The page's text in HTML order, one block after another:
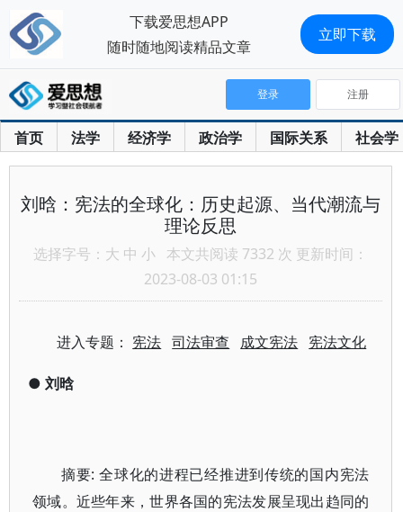
首页 法学 经济学 政治学 国际关系 社会学
登录 注册
刘晗：宪法的全球化：历史起源、当代潮流与
理论反思
选择字号： 大 中 小 本文共阅读 7332 次 更新时间：
2023-08-03 01:15
进入专题： 宪法 司法审查 成文宪法 宪法文化
● 刘晗
摘要: 全球化的进程已经推进到传统的国内宪法
领域。近些年来，世界各国的宪法发展呈现出趋同的
下载爱思想APP
随时随地阅读精品文章
立即下载